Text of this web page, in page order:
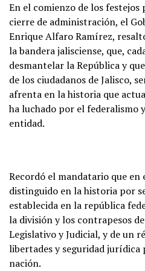
En el comienzo de los
cierre de administración, el
Enrique Alfaro Ramírez,
la bandera jalisciense, que,
desmantelar la República y
de los ciudadanos de Jalisco,
afrenta en la historia que
ha luchado por el federalismo
entidad.
Recordó el mandatario que en
distinguido en la historia por
establecida en la república
la división y los contrapesos
Legislativo y Judicial, y de un
libertades y seguridad jurídica
nación.